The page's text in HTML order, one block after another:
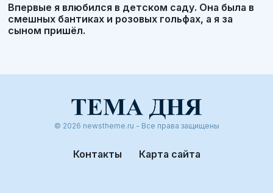
Впервые я влюбился в детском саду. Она была в
смешных бантиках и розовых гольфах, а я за
сыном пришёл.
© 2026 newstheme.ru - Все права защищены
Контакты Карта сайта